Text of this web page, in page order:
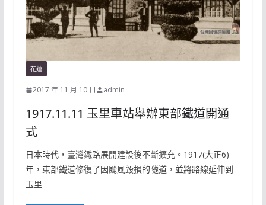
花蓮
2017 年 11 月 10 日 admin
1917.11.11 玉里車站舉辦東部鐵道開通
式
日本時代，臺灣鐵路展開建設後不斷擴充。1917(大正6)
年，東部鐵道修復了因颱風毀損的隧道，並將路線延伸到
玉里